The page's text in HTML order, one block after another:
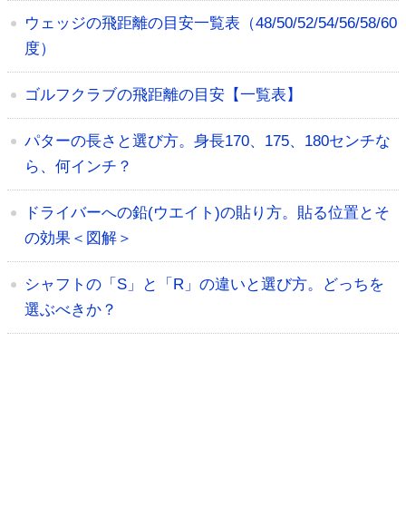
ウェッジの飛距離の目安一覧表（48/50/52/54/56/58/60
度）
ゴルフクラブの飛距離の目安【一覧表】
パターの長さと選び方。身長170、175、180センチな
ら、何インチ？
ドライバーへの鉛(ウエイト)の貼り方。貼る位置とそ
の効果＜図解＞
シャフトの「S」と「R」の違いと選び方。どっちを
選ぶべきか？